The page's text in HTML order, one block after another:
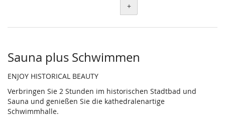
+
Sauna plus Schwimmen
ENJOY HISTORICAL BEAUTY
Verbringen Sie 2 Stunden im historischen Stadtbad und
Sauna und genießen Sie die kathedralenartige
Schwimmhalle.